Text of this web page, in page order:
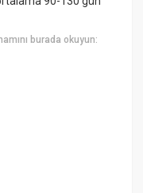
burada okuyun: